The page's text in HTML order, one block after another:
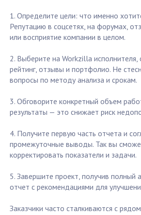
1. Определите цели: что именно
Репутацию в соцсетях, на форумах,
или восприятие компании в целом.
2. Выберите на Workzilla исполнителя,
рейтинг, отзывы и портфолио. Не
вопросы по методу анализа и срокам.
3. Обговорите конкретный объем
результаты — это снижает риск
4. Получите первую часть отчета и
промежуточные выводы. Так вы
корректировать показатели и задачи.
5. Завершите проект, получив полный
отчет с рекомендациями для
Заказчики часто сталкиваются с